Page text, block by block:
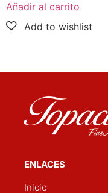
Añadir al carrito
ENLACES
Inicio